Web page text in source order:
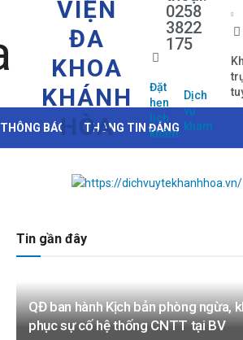
VIỆN
ĐA
KHOA
KHÁNH
HÒA
0258
3822
175
Đặt
hẹn
lịch
khám
Dịch
vụ
khám
THÔNG BÁO THÔNG TIN ĐẢNG
Tin gần đây
QĐ ban hành Kịch bản phòng ngừa,
phục sự cố hệ thống CNTT tại BV